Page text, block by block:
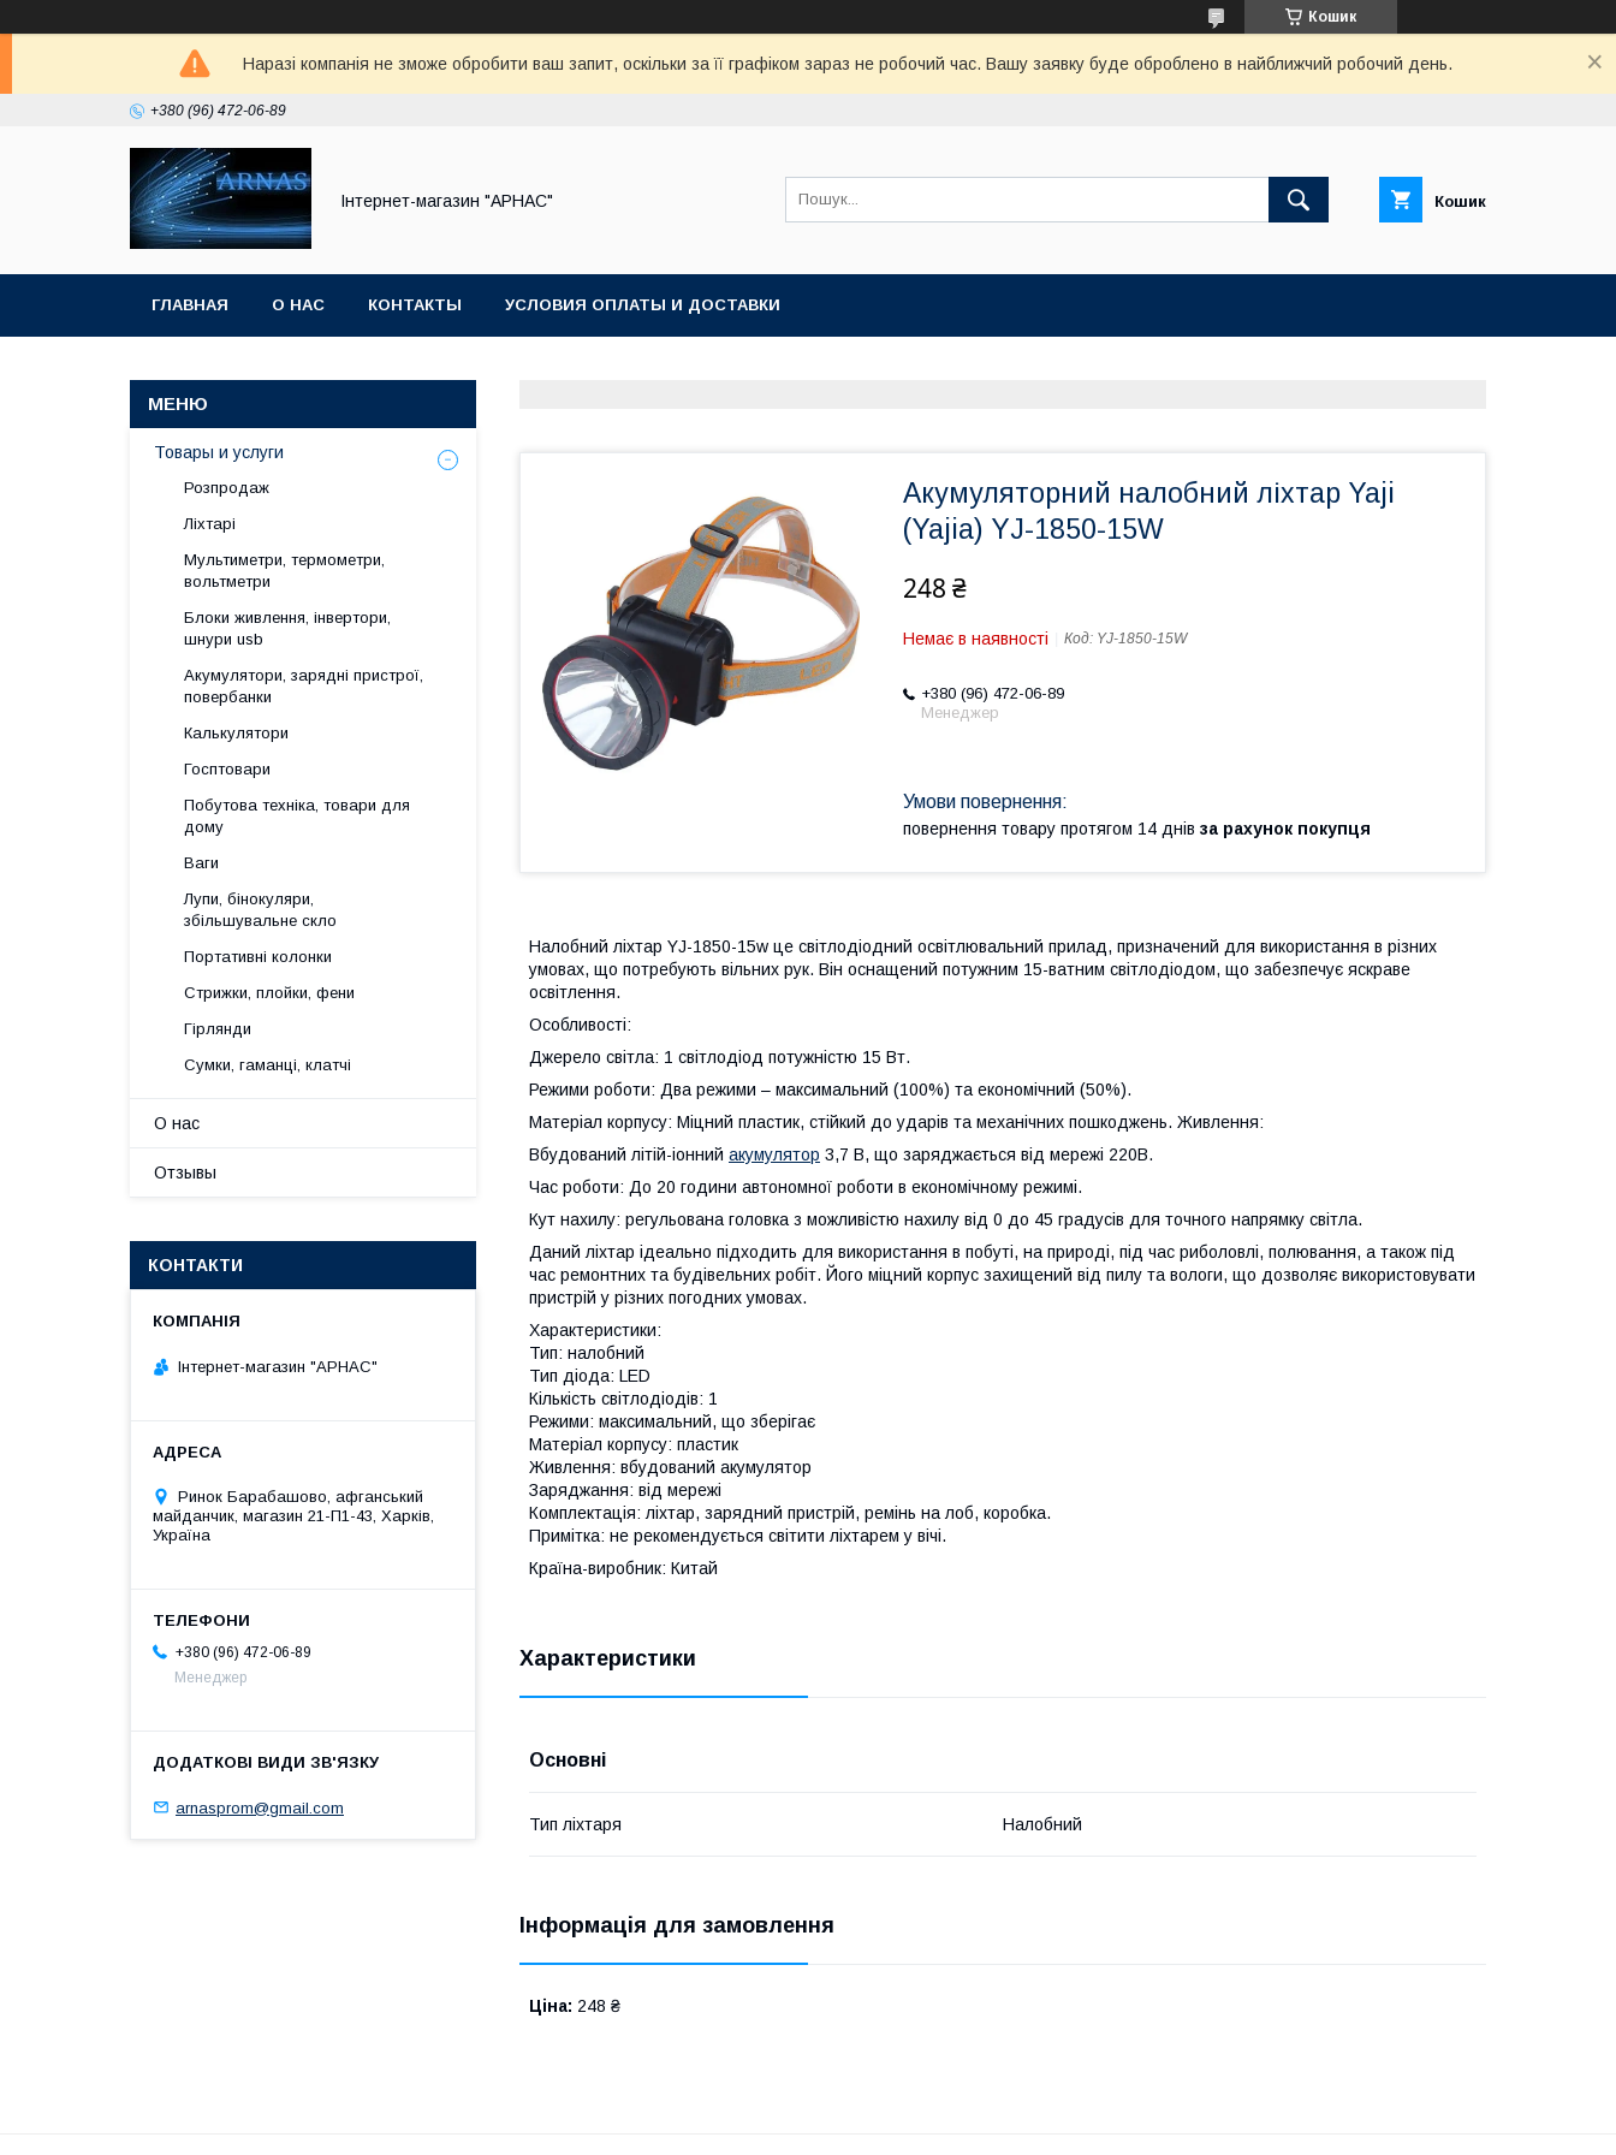
Кошик
Наразі компанія не зможе обробити ваш запит, оскільки за її графіком зараз не робочий час. Вашу заявку буде оброблено в найближчий робочий день.
+380 (96) 472-06-89
Інтернет-магазин "АРНАС" Кошик
ГЛАВНАЯ О НАС КОНТАКТЫ УСЛОВИЯ ОПЛАТЫ И ДОСТАВКИ
Акумуляторний налобний ліхтар Yaji
(Yajia) YJ-1850-15W
248 ₴
Немає в наявності Код: YJ-1850-15W
+380 (96) 472-06-89
Менеджер
повернення товару протягом 14 днів за рахунок покупця
Налобний ліхтар YJ-1850-15w це світлодіодний освітлювальний прилад, призначений для використання в різних
умовах, що потребують вільних рук. Він оснащений потужним 15-ватним світлодіодом, що забезпечує яскраве
освітлення.
Особливості:
Джерело світла: 1 світлодіод потужністю 15 Вт.
Режими роботи: Два режими – максимальний (100%) та економічний (50%).
Матеріал корпусу: Міцний пластик, стійкий до ударів та механічних пошкоджень. Живлення:
Вбудований літій-іонний акумулятор 3,7 В, що заряджається від мережі 220В.
Час роботи: До 20 години автономної роботи в економічному режимі.
Кут нахилу: регульована головка з можливістю нахилу від 0 до 45 градусів для точного напрямку світла.
Даний ліхтар ідеально підходить для використання в побуті, на природі, під час риболовлі, полювання, а також під
час ремонтних та будівельних робіт. Його міцний корпус захищений від пилу та вологи, що дозволяє використовувати
пристрій у різних погодних умовах.
Характеристики:
Тип: налобний
Тип діода: LED
Кількість світлодіодів: 1
Режими: максимальний, що зберігає
Матеріал корпусу: пластик
Живлення: вбудований акумулятор
Заряджання: від мережі
Комплектація: ліхтар, зарядний пристрій, ремінь на лоб, коробка.
Примітка: не рекомендується світити ліхтарем у вічі.
Країна-виробник: Китай
Характеристики
Основні
Тип ліхтаря Налобний
Інформація для замовлення
Ціна: 248 ₴
Товары и услуги
Розпродаж
Ліхтарі
Мультиметри, термометри,
вольтметри
Блоки живлення, інвертори,
шнури usb
Акумулятори, зарядні пристрої,
повербанки
Калькулятори
Госптовари
Побутова техніка, товари для
дому
Ваги
Лупи, бінокуляри,
збільшувальне скло
Портативні колонки
Стрижки, плойки, фени
Гірлянди
Сумки, гаманці, клатчі
О нас
Отзывы
КОНТАКТИ
Інтернет-магазин "АРНАС"
Ринок Барабашово, афганський
майданчик, магазин 21-П1-43, Харків,
Україна
+380 (96) 472-06-89
Менеджер
arnasprom@gmail.com